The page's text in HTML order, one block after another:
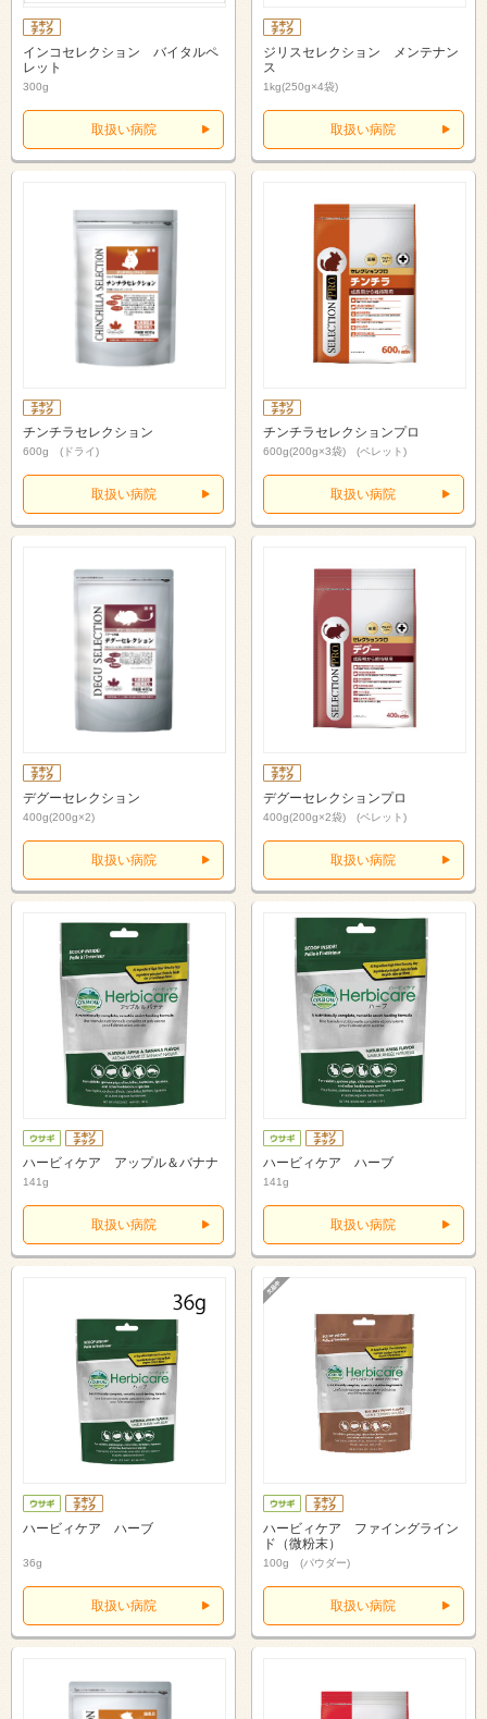
インコセレクション バイタルペ
レット
300g
取扱い病院
ジリスセレクション メンテナン
ス
1kg(250g×4袋)
取扱い病院
チンチラセレクション
600g (ドライ)
取扱い病院
チンチラセレクションプロ
600g(200g×3袋) (ペレット)
取扱い病院
デグーセレクション
400g(200g×2)
取扱い病院
デグーセレクションプロ
400g(200g×2袋) (ペレット)
取扱い病院
ハービィケア アップル＆バナナ
141g
取扱い病院
ハービィケア ハーブ
141g
取扱い病院
ハービィケア ハーブ
36g
取扱い病院
ハービィケア ファイングライン
ド（微粉末）
100g (パウダー)
取扱い病院